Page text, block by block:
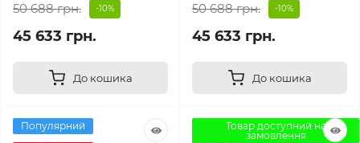
50 688 грн. -10%
45 633 грн.
До кошика
50 688 грн. -10%
45 633 грн.
До кошика
Популярний
Товар доступний на
замовлення